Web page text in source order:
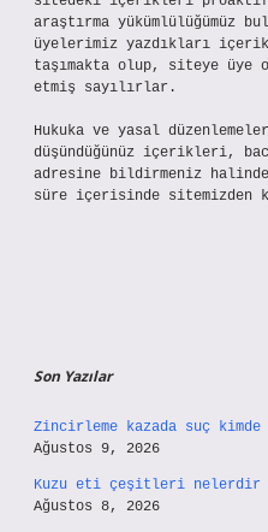
araştırma yükümlülüğümüz
üyelerimiz yazdıkları
taşımakta olup, siteye üye
etmiş sayılırlar.
Hukuka ve yasal
düşündüğünüz içerikleri,
adresine bildirmeniz
süre içerisinde sitemizden
Son Yazılar
Zincirleme kazada suç kimde
Ağustos 9, 2026
Kuzu eti çeşitleri
Ağustos 8, 2026